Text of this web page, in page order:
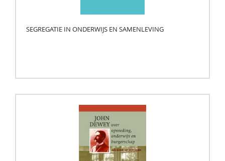
SEGREGATIE IN ONDERWIJS EN SAMENLEVING